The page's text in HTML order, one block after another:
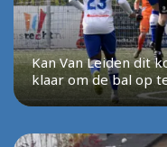
Kan Van Leiden dit
klaar om de bal op